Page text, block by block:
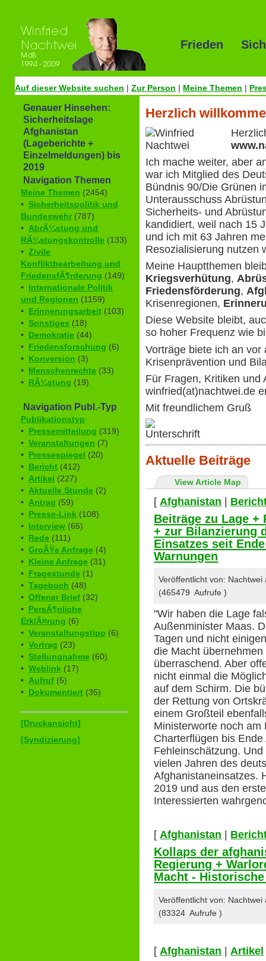
Frieden
Auf dieser Website suchen | Zur Person | Meine Themen |
Genauer Hinsehen:
Sicherheitslage
Afghanistan
(Lageberichte +
Einzelmeldungen) bis
2019
Navigation Themen
Meine Themen (2454)
• Sicherheitspolitik und
Bundeswehr (787)
• AbrÃ¼stung und
RÃ¼stungskontrolle (133)
• Zivile
Konfliktbearbeitung und
FriedensfÃ¶rderung (149)
• Internationale Politik
und Regionen (1159)
• Erinnerungsarbeit (103)
• Sonstiges (18)
• Demokratie (44)
• Friedensforschung (6)
• Konversion (3)
• Menschenrechte (33)
• RÃ¼stung (19)
Navigation Publ.-Typ
Publikationstyp
• Pressemitteilung (319)
• Veranstaltungen (7)
• Pressespiegel (20)
• Bericht (412)
• Artikel (227)
• Aktuelle Stunde (2)
• Antrag (59)
• Presse-Link (108)
• Interview (65)
• Rede (111)
• GroÃŸe Anfrage (4)
• Kleine Anfrage (31)
• Fragestunde (1)
• Tagebuch (48)
• Offener Brief (32)
• PersÃ¶nliche
ErklÃ¤rung (6)
• Veranstaltungstipp (6)
• Vortrag (23)
• Stellungnahme (60)
• Weblink (17)
• Aufruf (5)
• Dokumentiert (35)
[Druckansicht]
[Syndizierung]
Herzlich
Ich mache weiter, aber
war ich Mitglied des
Bündnis 90/Die Grünen
Unterausschuss
Sicherheits- und
kandidiert, weil nach 15
und ich mit 63 Jahren
Resozialisierung nutzen
Meine Hauptthemen
Kriegsverhütung,
Friedensförderung,
Krisenregionen,
Diese Website bleibt,
so hoher Frequenz wie
Vorträge biete ich an vor
Krisenprävention und
Für Fragen, Kritiken und
winfried(at)nachtwei.de
Mit freundlichem Gruß
Aktuelle Beiträge
View Article Map
[ Afghanistan |
Beiträge zu Lage
+ zur Bilanzierung
Einsatzes seit
Warnungen
Veröffentlicht von:
(465479 Aufrufe )
"Wir haben die Lage
Außenminister Maas.
Tagen und nicht
die Macht
überraschend. Aber
nicht einmal die
auf dem Schirm. Die
der Rettung von
einem Großteil
Ministerworte noch
Charterflügen bis
Fehleinschätzung.
vielen Jahren des
Afghanistaneinsatzes.
2019 und aus den
Interessierten
[ Afghanistan |
Kollaps der
Regierung +
Macht -
Veröffentlicht von:
(83324 Aufrufe )
[Afghanistan |Artikel